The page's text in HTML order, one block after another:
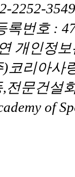
2252-
록번호 :
개인정
)코리아
전문건설
of